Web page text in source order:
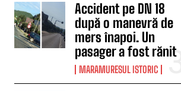
Accident pe DN 18
după o manevră de
mers înapoi. Un
pasager a fost rănit
MARAMURESUL ISTORIC